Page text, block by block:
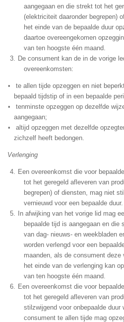
aangegaan en die strekt tot het
(elektriciteit daaronder begrepen)
het einde van de bepaalde duur
daartoe overeengekomen
van ten hoogste één maand.
De consument kan de in de vorige
overeenkomsten:
te allen tijde opzeggen en niet
bepaald tijdstip of in een bepaalde
tenminste opzeggen op dezelfde
aangegaan;
altijd opzeggen met dezelfde
zichzelf heeft bedongen.
Verlenging
Een overeenkomst die voor
tot het geregeld afleveren van
begrepen) of diensten, mag niet
vernieuwd voor een bepaalde duur.
In afwijking van het vorige lid mag
bepaalde tijd is aangegaan en die
van dag- nieuws- en weekbladen
worden verlengd voor een
maanden, als de consument
het einde van de verlenging kan
van ten hoogste één maand.
Een overeenkomst die voor
tot het geregeld afleveren van
stilzwijgend voor onbepaalde duur
consument te allen tijde mag